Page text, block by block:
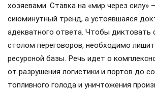
хозяевами. Ставка на «мир через силу»
сиюминутный тренд, а устоявшаяся
адекватного ответа. Чтобы диктовать
столом переговоров, необходимо
ресурсной базы. Речь идет о
от разрушения логистики и портов до
топливного голода и уничтожения